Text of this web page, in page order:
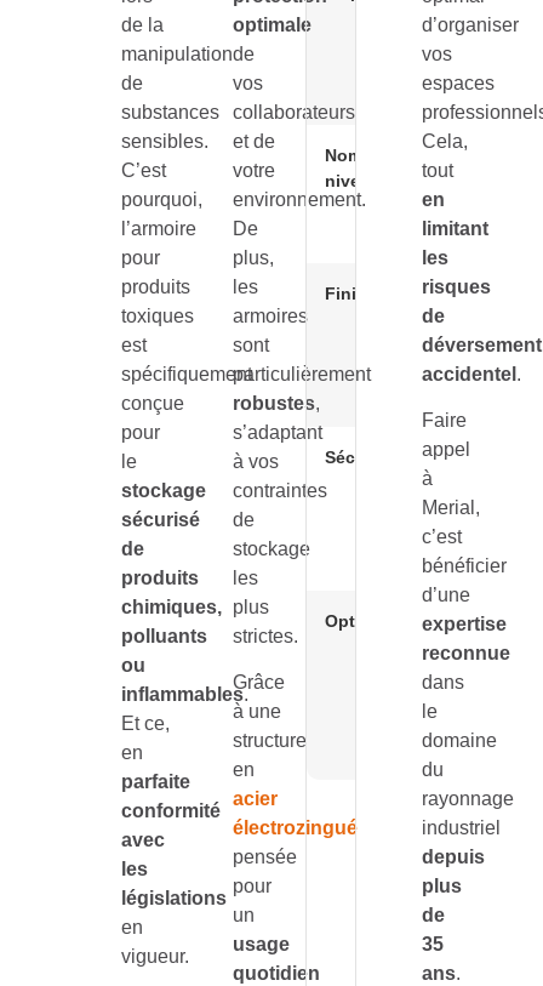
de la
manipulation
de
substances
sensibles.
C’est
pourquoi,
l’armoire
pour
produits
toxiques
est
spécifiquement
conçue
pour
le
stockage
sécurisé
de
produits
chimiques,
polluants
ou
inflammables.
Et ce,
en
parfaite
conformité
avec
les
législations
en
vigueur.
optimale
de
vos
collaborateurs
et de
votre
environnement.
De
plus,
les
armoires
sont
particulièrement
robustes,
s’adaptant
à vos
contraintes
de
stockage
les
plus
strictes.
Grâce
à une
structure
en
acier
électrozingué
pensée
pour
un
usage
quotidien
mm
Nombre de
niveaux
Étagères
pas de 25
Finition
Peinture
(Gris RAL
7035 et
Sécurité
Portes
clé et
ouverture
180°
Options
Caisson
filtration
$CO_2$
d’organiser
vos
espaces
Cela,
tout
en
limitant
les
risques
de
déversement
accidentel .
Faire
appel
à
Merial,
c’est
bénéficier
d’une
expertise
reconnue
dans
le
domaine
du
rayonnage
industriel
depuis
plus
de
35
ans.